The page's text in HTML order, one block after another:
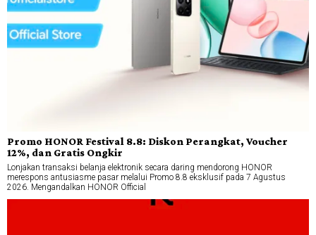
Promo HONOR Festival 8.8: Diskon Perangkat, Voucher
12%, dan Gratis Ongkir
Lonjakan transaksi belanja elektronik secara daring mendorong HONOR
merespons antusiasme pasar melalui Promo 8.8 eksklusif pada 7 Agustus
2026. Mengandalkan HONOR Official